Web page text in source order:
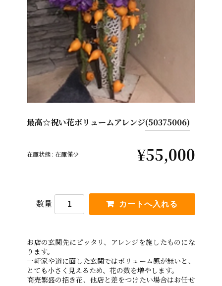
最高☆祝い花ボリュームアレンジ(50375006)
在庫状態 : 在庫僅少 ¥55,000
数量
お店の玄関先にピッタリ、アレンジを施したものにな
ります。
一軒家や道に面した玄関ではボリューム感が無いと、
とても小さく見えるため、花の数を増やします。
商売繁盛の招き花、他店と差をつけたい場合はお任せ